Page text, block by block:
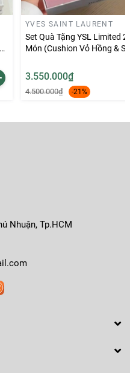
son lên môi để có lớp
nhẹ vào lòng môi và
chấm phá hoàn hảo cho
HÃNG
!!!
Mansion - 119 Phổ
YVES SAINT LAURENT
Set Quà Tặng YSL Limited
Món (Cushion Vỏ Hồng &
3.550.000₫
4.500.000₫ -21%
Nhuận, Tp.HCM